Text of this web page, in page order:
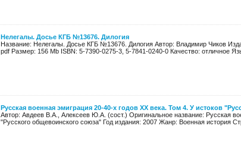
Нелегалы. Досье КГБ №13676. Дилогия
Название: Нелегалы. Досье КГБ №13676. Дилогия Автор: Владимир Чиков
pdf Размер: 156 Mb ISBN: 5-7390-0275-3, 5-7841-0240-0 Качество: отличное
Русская военная эмиграция 20-40-х годов XX века. Том 4. У истоков
Автор: Авдеев В.А., Алексеев Ю.А. (сост.) Оригинальное название: Русская
"Русского общевоинского союза" Год издания: 2007 Жанр: Военная история